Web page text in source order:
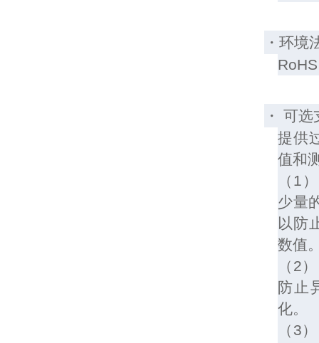
・环境
・ 可选
提供
值和
（1
少量
以防
数值
（2
防止
化。
（3